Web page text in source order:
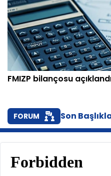
FMIZP bilançosu
FORUM Son